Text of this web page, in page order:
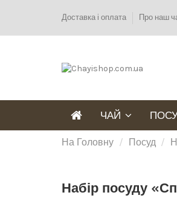
Доставка і оплата Про наш
ЧАЙ
На Головну Посуд
Набір посуду